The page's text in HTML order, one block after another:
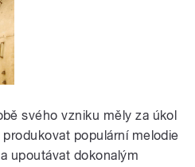
svého vzniku měly za úkol
populární melodie
upoutávat dokonalým